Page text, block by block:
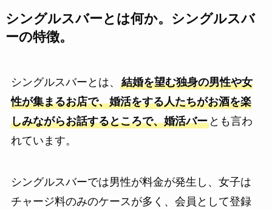
シングルスバーとは何か。シングルスバ
ーの特徴。
シングルスバーとは、 結婚を望む独身の男性や女
性が集まるお店で、婚活をする人たちがお酒を楽
しみながらお話するところで、婚活バーとも言わ
れています。
シングルスバーでは男性が料金が発生し、女子は
チャージ料のみのケースが多く、会員として登録